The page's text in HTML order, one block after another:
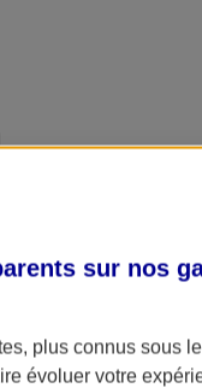
sur nos
plus connus sous
évoluer votre